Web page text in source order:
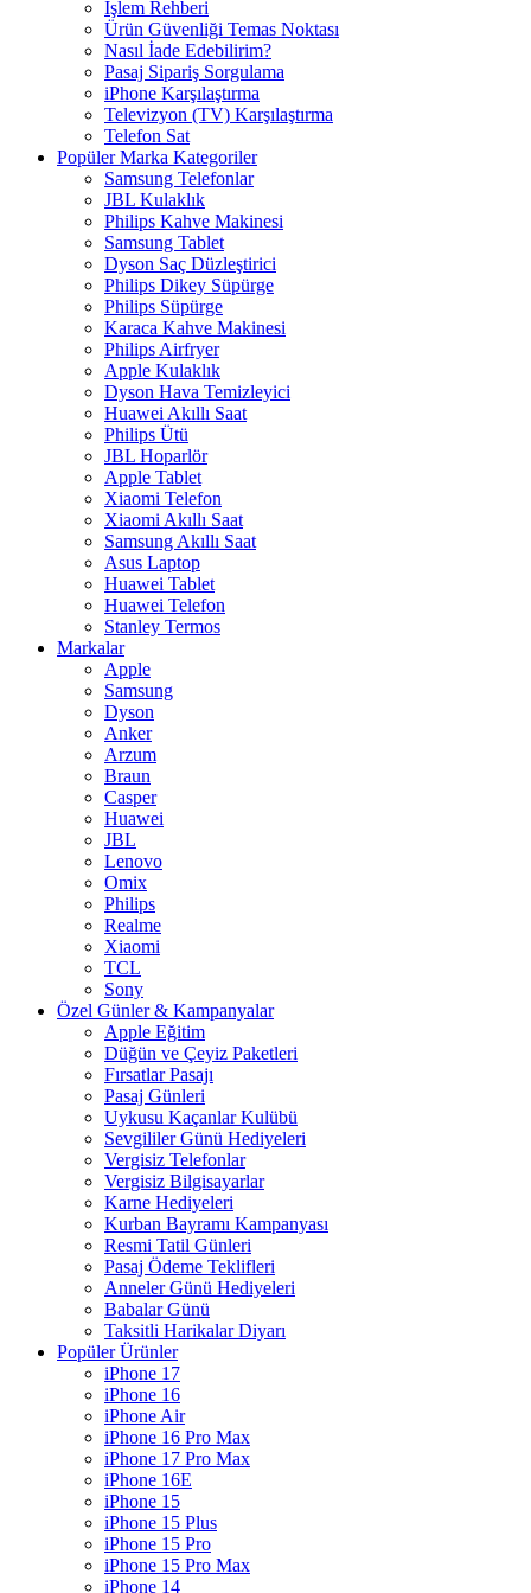
İşlem Rehberi
Ürün Güvenliği Temas Noktası
Nasıl İade Edebilirim?
Pasaj Sipariş Sorgulama
iPhone Karşılaştırma
Televizyon (TV) Karşılaştırma
Telefon Sat
Popüler Marka Kategoriler
Samsung Telefonlar
JBL Kulaklık
Philips Kahve Makinesi
Samsung Tablet
Dyson Saç Düzleştirici
Philips Dikey Süpürge
Philips Süpürge
Karaca Kahve Makinesi
Philips Airfryer
Apple Kulaklık
Dyson Hava Temizleyici
Huawei Akıllı Saat
Philips Ütü
JBL Hoparlör
Apple Tablet
Xiaomi Telefon
Xiaomi Akıllı Saat
Samsung Akıllı Saat
Asus Laptop
Huawei Tablet
Huawei Telefon
Stanley Termos
Markalar
Apple
Samsung
Dyson
Anker
Arzum
Braun
Casper
Huawei
JBL
Lenovo
Omix
Philips
Realme
Xiaomi
TCL
Sony
Özel Günler & Kampanyalar
Apple Eğitim
Düğün ve Çeyiz Paketleri
Fırsatlar Pasajı
Pasaj Günleri
Uykusu Kaçanlar Kulübü
Sevgililer Günü Hediyeleri
Vergisiz Telefonlar
Vergisiz Bilgisayarlar
Karne Hediyeleri
Kurban Bayramı Kampanyası
Resmi Tatil Günleri
Pasaj Ödeme Teklifleri
Anneler Günü Hediyeleri
Babalar Günü
Taksitli Harikalar Diyarı
Popüler Ürünler
iPhone 17
iPhone 16
iPhone Air
iPhone 16 Pro Max
iPhone 17 Pro Max
iPhone 16E
iPhone 15
iPhone 15 Plus
iPhone 15 Pro
iPhone 15 Pro Max
iPhone 14